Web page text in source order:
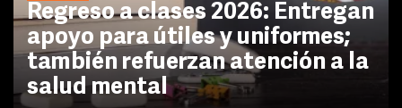
Regreso a clases 2026: Entregan
apoyo para útiles y uniformes;
también refuerzan atención a la
salud mental